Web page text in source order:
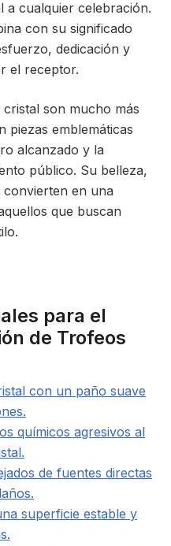
a cualquier celebración.
con su significado
dedicación y
el receptor.
son mucho más
piezas emblemáticas
alcanzado y la
público. Su belleza,
convierten en una
que buscan
para el
de Trofeos
con un paño suave
químicos agresivos al
de fuentes directas
superficie estable y